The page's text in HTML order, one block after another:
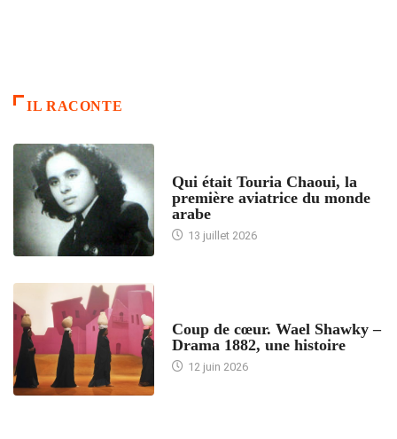
IL RACONTE
Qui était Touria Chaoui, la
première aviatrice du monde
arabe
13 juillet 2026
Coup de cœur. Wael Shawky –
Drama 1882, une histoire
12 juin 2026